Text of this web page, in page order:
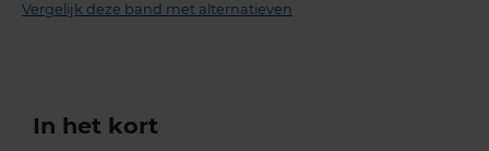
Vergelijk deze band met alternatieven
In het kort